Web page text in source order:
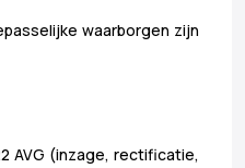
waarborgen zijn
AVG (inzage, rectificatie,